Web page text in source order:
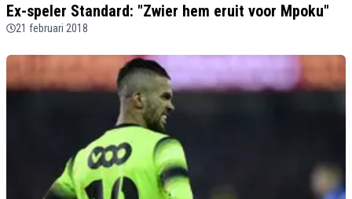
Ex-speler Standard: "Zwier hem eruit voor Mpoku"
21 februari 2018